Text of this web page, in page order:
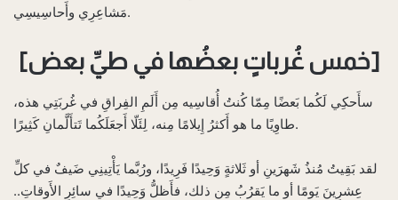
مَشاعِرِي وأَحاسِيسِي.
[خمس غُرباتٍ بعضُها في طيِّ بعض]
سأَحكِي لَكُما بَعضًا مِمّا كُنتُ أُقاسِيه مِن أَلَمِ الفِراقِ في غُربَتِي هذه،
طاوِيًا ما هو أَكثرُ إِيلامًا مِنه، لِئَلّا أَجعَلَكُما تَتأَلَّمانِ كَثِيرًا.
لقد بَقِيتُ مُنذُ شَهرَينِ أو ثَلاثةٍ وَحِيدًا فَرِيدًا، ورُبَّما يَأْتِينِي ضَيفٌ في كلِّ
عِشرِينَ يَومًا أو ما يَقرُبُ مِن ذلك، فأَظلُّ وَحِيدًا في سائِرِ الأَوقاتِ..